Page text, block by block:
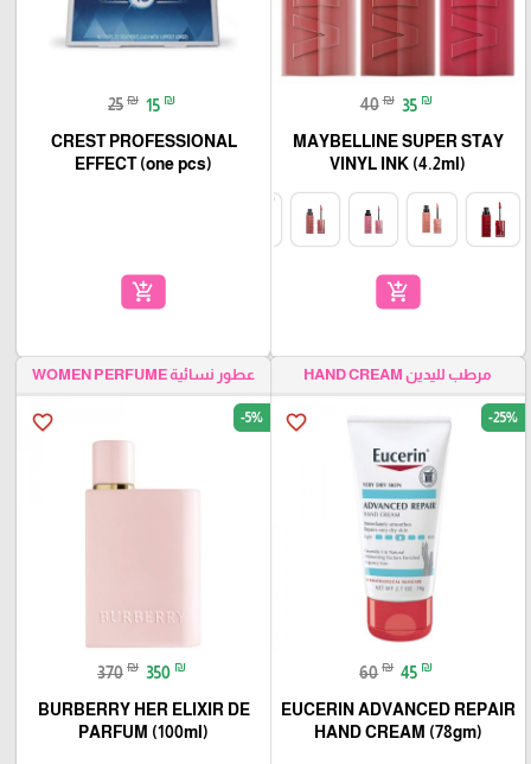
40 ₪ 35 ₪
MAYBELLINE SUPER STAY
VINYL INK (4.2ml)
add_shopping_cart
25 ₪ 15 ₪
CREST PROFESSIONAL
EFFECT (one pcs)
add_shopping_cart
مرطب لليدين HAND CREAM
favorite_border -25%
60 ₪ 45 ₪
EUCERIN ADVANCED REPAIR
HAND CREAM (78gm)
عطور نسائية WOMEN PERFUME
favorite_border -5%
370 ₪ 350 ₪
BURBERRY HER ELIXIR DE
PARFUM (100ml)